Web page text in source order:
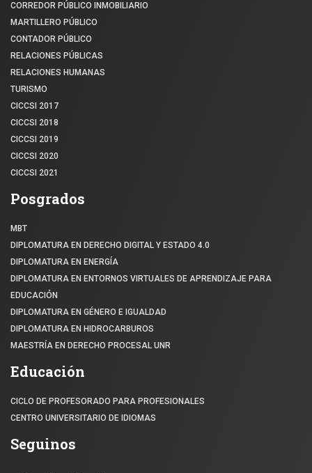
CORREDOR PÚBLICO INMOBILIARIO
MARTILLERO PÚBLICO
CONTADOR PÚBLICO
RELACIONES PÚBLICAS
RELACIONES HUMANAS
TURISMO
CICCSI 2017
CICCSI 2018
CICCSI 2019
CICCSI 2020
CICCSI 2021
Posgrados
MBT
DIPLOMATURA EN DERECHO DIGITAL Y ESTADO 4.0
DIPLOMATURA EN ENERGÍA
DIPLOMATURA EN ENTORNOS VIRTUALES DE APRENDIZAJE PARA
EDUCACIÓN
DIPLOMATURA EN GÉNERO E IGUALDAD
DIPLOMATURA EN HIDROCARBUROS
MAESTRÍA EN DERECHO PROCESAL UNR
Educación
CICLO DE PROFESORADO PARA PROFESIONALES
CENTRO UNIVERSITARIO DE IDIOMAS
Seguinos